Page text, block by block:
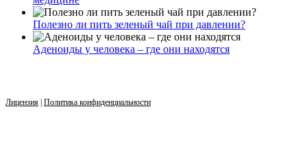
Полезно ли пить зеленый чай при давлении?
Аденоиды у человека – где они находятся
Лицензия Политика конфиденциальности